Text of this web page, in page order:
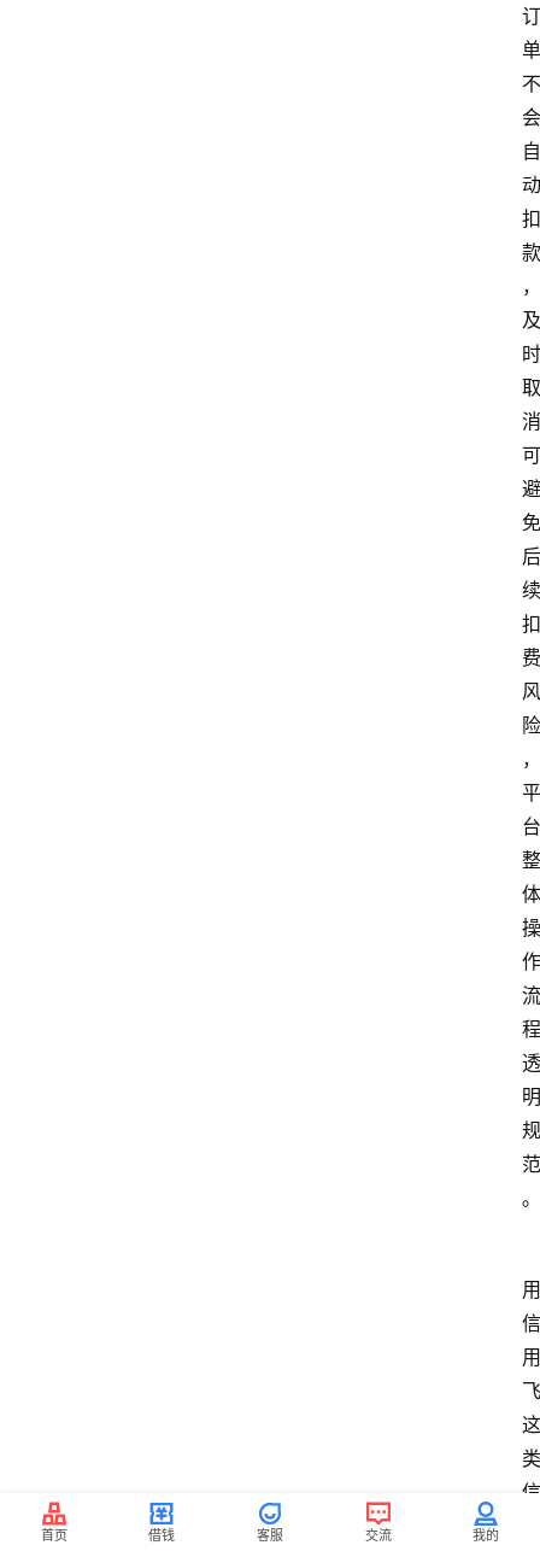
订
单
不
会
自
动
扣
款
，
及
时
取
消
可
避
免
后
续
扣
费
风
险
，
平
台
整
体
操
作
流
程
透
明
规
范
。
用
信
用
飞
这
类
信
首页 借钱 客服 交流 我的